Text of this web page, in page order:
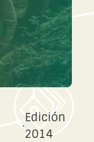
·
Edición
2014